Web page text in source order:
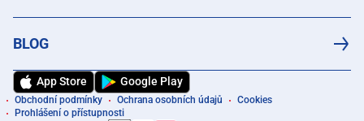
BLOG
App Store Google Play
Obchodní podmínky Ochrana osobních údajů
Cookies
Prohlášení o přístupnosti